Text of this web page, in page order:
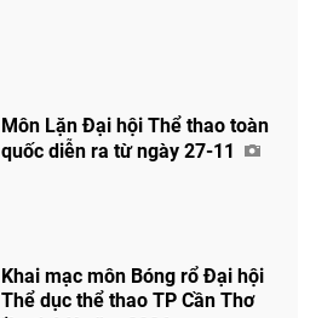
Facebook
Môn Lặn Đại hội Thể thao toàn
quốc diễn ra từ ngày 27-11
Khai mạc môn Bóng rổ Đại hội
Thể dục thể thao TP Cần Thơ